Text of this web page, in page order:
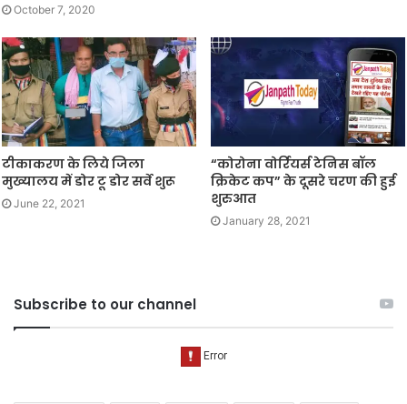
October 7, 2020
टीकाकरण के लिये जिला
मुख्यालय में डोर टू डोर सर्वे शुरू
June 22, 2021
“कोरोना वोर्रियर्स टेनिस बॉल
क्रिकेट कप” के दूसरे चरण की हुई
शुरुआत
January 28, 2021
Subscribe to our channel